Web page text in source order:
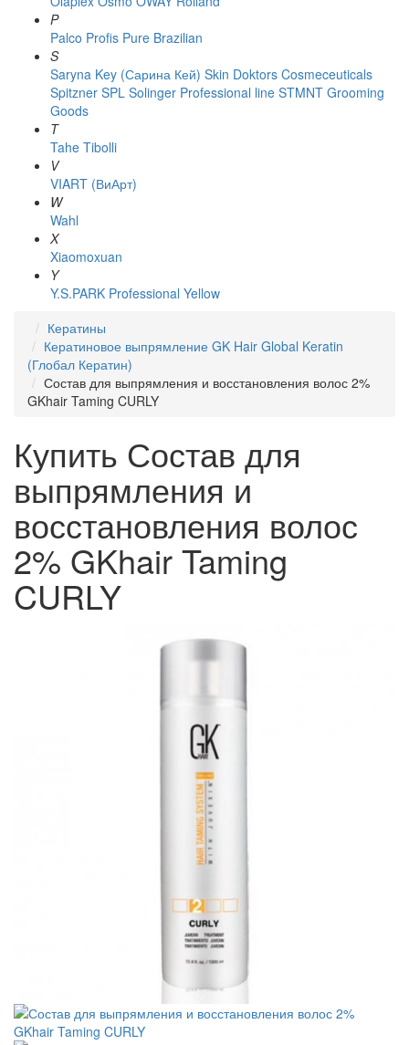
P
Palco Profis Pure Brazilian
S
Saryna Key (Сарина Кей) Skin Doktors Cosmeceuticals
Spitzner SPL Solinger Professional line STMNT Grooming
Goods
T
Tahe Tibolli
V
VIART (ВиАрт)
W
Wahl
X
Xiaomoxuan
Y
Y.S.PARK Professional Yellow
Кератины
Кератиновое выпрямление GK Hair Global Keratin
(Глобал Кератин)
Состав для выпрямления и восстановления волос 2%
GKhair Taming CURLY
Купить Состав для
выпрямления и
восстановления волос
2% GKhair Taming
CURLY